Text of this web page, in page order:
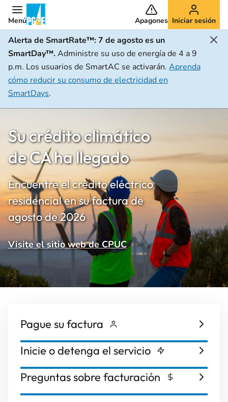
Menú Apagones Iniciar sesión
Alerta de SmartRate™:7 de agosto es un
SmartDay™. Administre su uso de energía de 4 a 9
p.m. Los usuarios de SmartAC se activarán. Aprenda
cómo reducir su consumo de electricidad en
SmartDays.
Su crédito climático
de CA ha llegado
Encuentre el crédito eléctrico
residencial en su factura de
agosto de 2026
Visite el sitio web de CPUC
Pague su factura
Inicie o detenga el servicio
Preguntas sobre facturación